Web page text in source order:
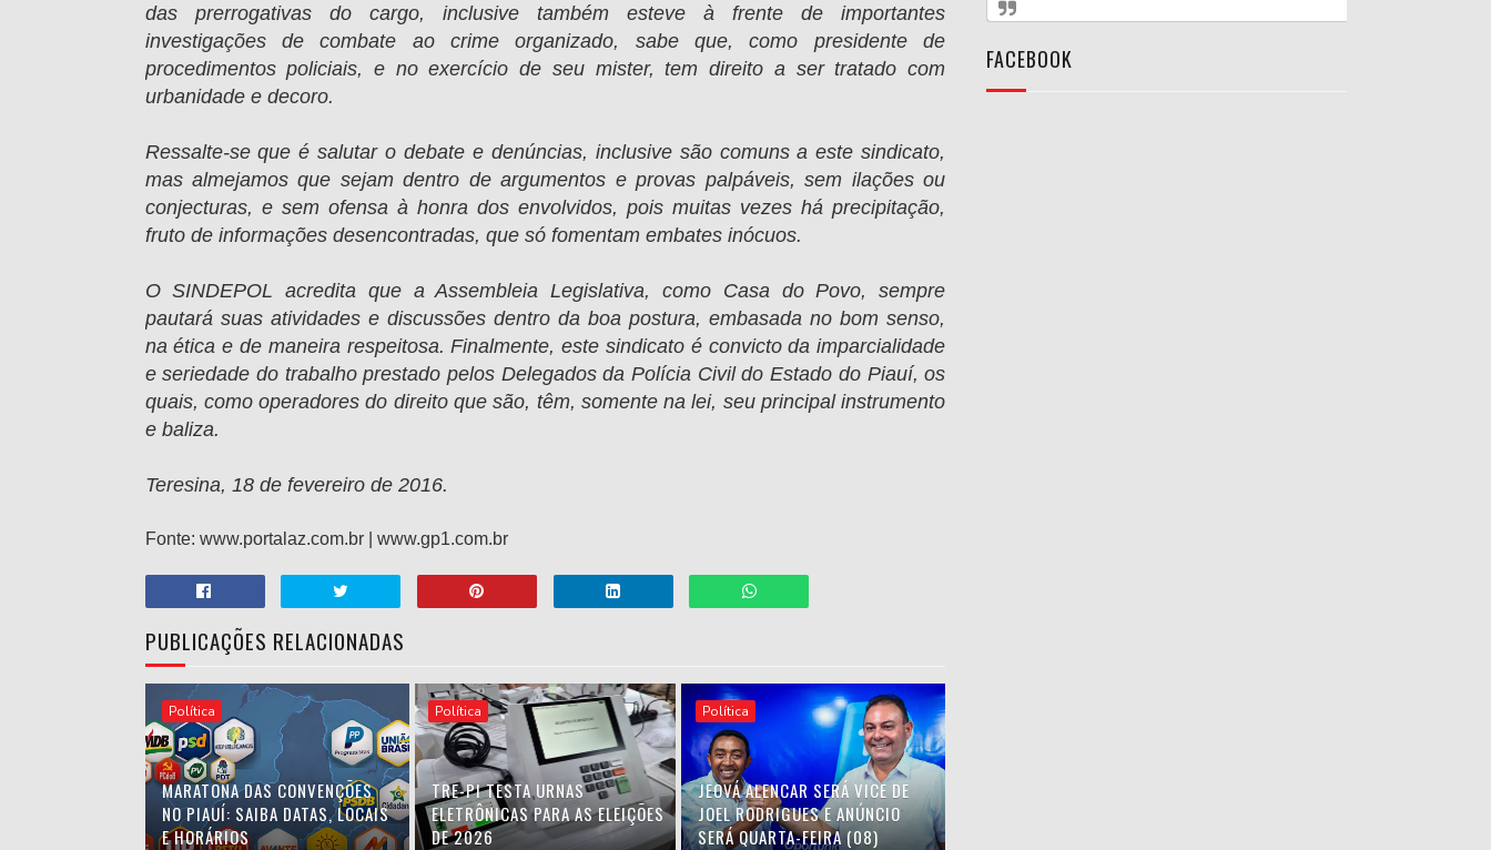
das prerrogativas do cargo, inclusive também esteve à frente de importantes
investigações de combate ao crime organizado, sabe que, como presidente de
procedimentos policiais, e no exercício de seu mister, tem direito a ser tratado com
urbanidade e decoro.
Ressalte-se que é salutar o debate e denúncias, inclusive são comuns a este sindicato,
mas almejamos que sejam dentro de argumentos e provas palpáveis, sem ilações ou
conjecturas, e sem ofensa à honra dos envolvidos, pois muitas vezes há precipitação,
fruto de informações desencontradas, que só fomentam embates inócuos.
O SINDEPOL acredita que a Assembleia Legislativa, como Casa do Povo, sempre
pautará suas atividades e discussões dentro da boa postura, embasada no bom senso,
na ética e de maneira respeitosa. Finalmente, este sindicato é convicto da imparcialidade
e seriedade do trabalho prestado pelos Delegados da Polícia Civil do Estado do Piauí, os
quais, como operadores do direito que são, têm, somente na lei, seu principal instrumento
e baliza.
Teresina, 18 de fevereiro de 2016.
Fonte: www.portalaz.com.br | www.gp1.com.br
PUBLICAÇÕES RELACIONADAS
Política
MARATONA DAS CONVENÇÕES
NO PIAUÍ: SAIBA DATAS, LOCAIS
E HORÁRIOS
Política
TRE-PI TESTA URNAS
ELETRÔNICAS PARA AS ELEIÇÕES
DE 2026
Política
JEOVÁ ALENCAR SERÁ VICE DE
JOEL RODRIGUES E ANÚNCIO
SERÁ QUARTA-FEIRA (08)
FACEBOOK